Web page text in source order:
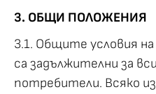
3. ОБЩИ ПОЛОЖЕНИЯ
3.1. Общите условия
са задължителни за
потребители. Всяко